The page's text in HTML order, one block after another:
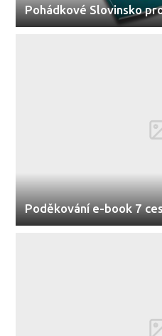
Pohádkové Slovinsko
Poděkování e-book 7